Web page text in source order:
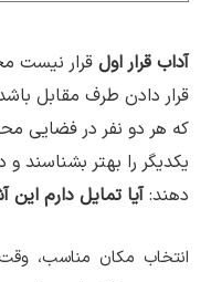
آداب قرار اول قرار نیست
قرار دادن طرف مقابل
که هر دو نفر در فضایی
یکدیگر را بهتر بشناسند
دهند:آیا تمایل دارم این
انتخاب مکان مناسب،